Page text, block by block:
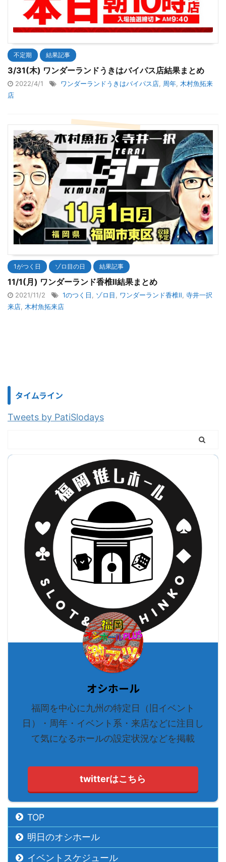
不定期 結果記事
3/31(木) ワンダーランドうきはバイパス店結果まとめ
2022/4/1 ワンダーランドうきはバイパス店, 周年, 木村魚拓来
店
1がつく日 ゾロ目の日 結果記事
11/1(月) ワンダーランド香椎Ⅱ結果まとめ
2021/11/2 1のつく日 ゾロ目 ワンダーランド香椎Ⅱ 寺井一択
来店 木村魚拓来店
タイムライン
Tweets by PatiSlodays
オシホール
福岡を中心に九州の特定日（旧イベント
日）・周年・イベント系・来店などに注目し
て気になるホールの設定状況などを掲載
twitterはこちら
TOP
明日のオシホール
イベントスケジュール